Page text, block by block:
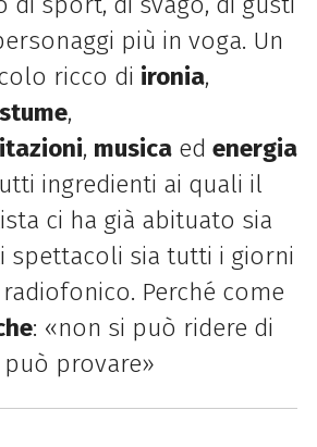
più in voga. Un
ricco di ironia,
,
, musicaed energia,
ingredienti ai quali il
ci ha già abituato sia
spettacoli sia tutti i giorni
Perché come
: «non si può ridere di
provare»